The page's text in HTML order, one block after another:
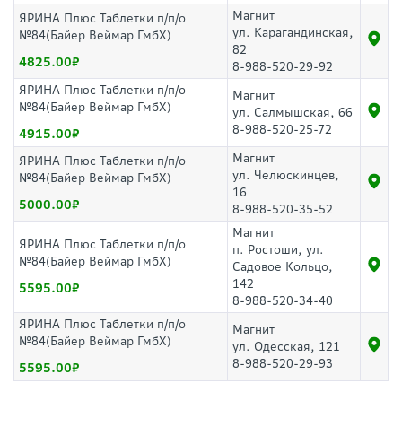
ЯРИНА Плюс Таблетки п/п/о
№84(Байер Веймар ГмбХ)
4825.00
Магнит
ул. Карагандинская,
82
8-988-520-29-92
ЯРИНА Плюс Таблетки п/п/о
№84(Байер Веймар ГмбХ)
4915.00
Магнит
ул. Салмышская, 66
8-988-520-25-72
ЯРИНА Плюс Таблетки п/п/о
№84(Байер Веймар ГмбХ)
5000.00
Магнит
ул. Челюскинцев,
16
8-988-520-35-52
ЯРИНА Плюс Таблетки п/п/о
№84(Байер Веймар ГмбХ)
5595.00
Магнит
п. Ростоши, ул.
Садовое Кольцо,
142
8-988-520-34-40
ЯРИНА Плюс Таблетки п/п/о
№84(Байер Веймар ГмбХ)
5595.00
Магнит
ул. Одесская, 121
8-988-520-29-93